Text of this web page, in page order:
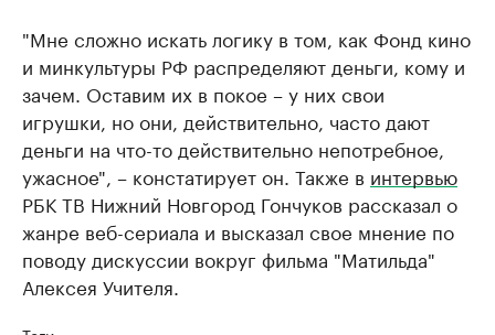
"Мне сложно искать логику в том, как Фонд кино
и минкультуры РФ распределяют деньги, кому и
зачем. Оставим их в покое – у них свои
игрушки, но они, действительно, часто дают
деньги на что-то действительно непотребное,
ужасное", – констатирует он. Также в интервью
РБК ТВ Нижний Новгород Гончуков рассказал​ о
жанре веб-сериала и высказал свое мнение по
поводу дискуссии вокруг фильма "Матильда"
Алексея Учителя.